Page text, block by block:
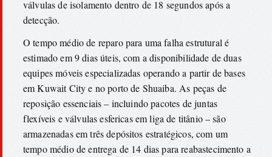
válvulas de isolamento dentro de 18 segundos após a
detecção.
O tempo médio de reparo para uma falha estrutural é
estimado em 9 dias úteis, com a disponibilidade de duas
equipes móveis especializadas operando a partir de bases
em Kuwait City e no porto de Shuaiba. As peças de
reposição essenciais – incluindo pacotes de juntas
flexíveis e válvulas esfericas em liga de titânio – são
armazenadas em três depósitos estratégicos, com um
tempo médio de entrega de 14 dias para reabastecimento a